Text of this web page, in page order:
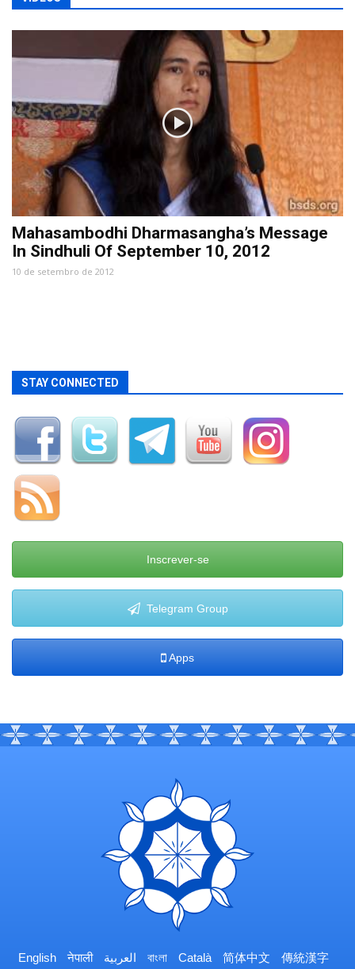
Mahasambodhi Dharmasangha’s Message
In Sindhuli Of September 10, 2012
10 de setembro de 2012
STAY CONNECTED
Inscrever-se
Telegram Group
Apps
English नेपाली العربية বাংলা Català 简体中文 傳統漢字